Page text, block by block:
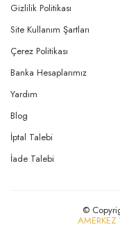
Gizlilik Politikası
Site Kullanım Şartları
Çerez Politikası
Banka Hesaplarımız
Yardım
Blog
İptal Talebi
İade Talebi
©
AMERKEZ